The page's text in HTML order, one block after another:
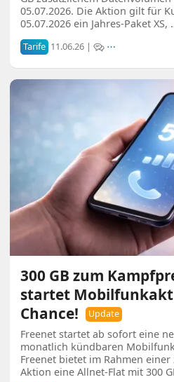
05.07.2026. Die Aktion gilt für
05.07.2026 ein Jahres-Paket XS,
Tarife 11.06.26 | ⋯
300 GB zum
startet
Chance!
Update
Freenet startet ab sofort eine
monatlich kündbaren
Freenet bietet im Rahmen
Aktion eine Allnet-Flat mit 300